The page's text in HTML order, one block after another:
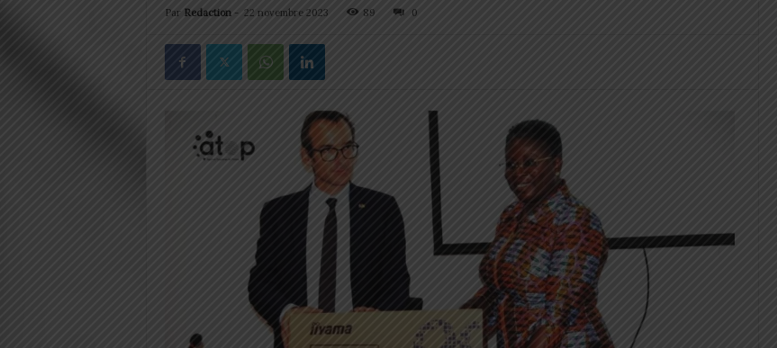
Par Redaction- 22 novembre 2023 89 0